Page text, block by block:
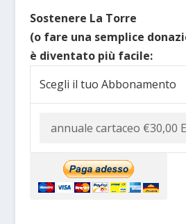
Sostenere La Torre
(o fare una semplice
è diventato più facile:
Scegli il tuo Abbonamento